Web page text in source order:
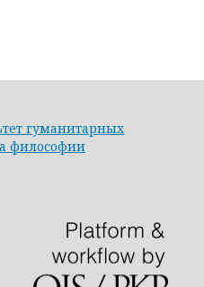
гуманитарных
философии